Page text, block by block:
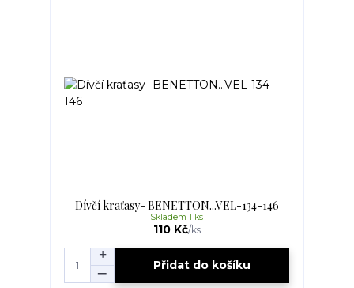
Dívčí kraťasy- BENETTON...VEL-134-146
110 Kč/ks
Skladem 1 ks
Přidat do košíku